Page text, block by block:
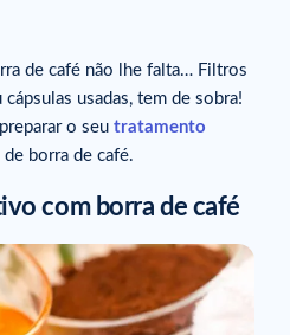
de café não lhe falta… Filtros
usadas, tem de sobra!
o seu tratamento
de borra de café.
com borra de café